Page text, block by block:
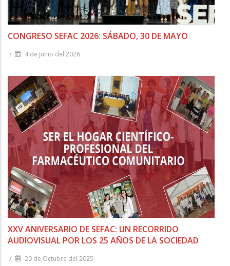
CONGRESO SEFAC 2026: SÁBADO, 30 DE MAYO
/ 4 de Junio del 2026
XXV ANIVERSARIO DE SEFAC: UN RECORRIDO
AUDIOVISUAL POR LOS 25 AÑOS DE LA SOCIEDAD
/ 20 de Octubre del 2025